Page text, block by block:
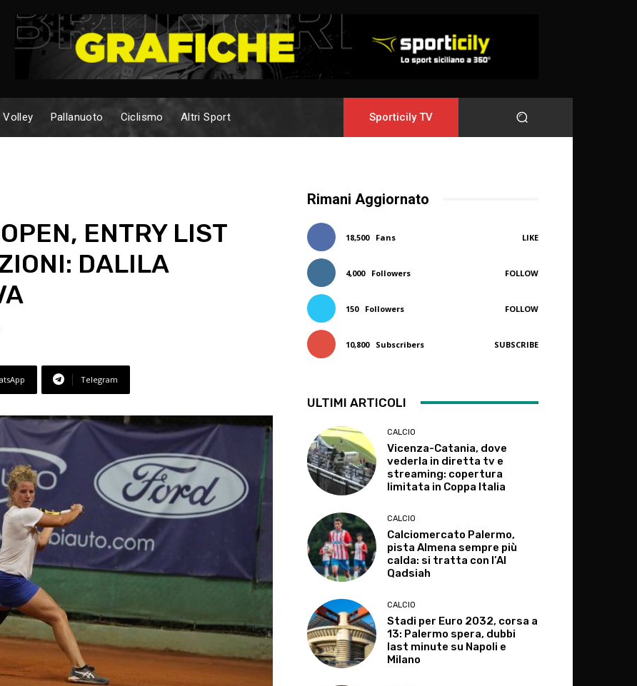
Volley Pallanuoto Ciclismo Altri Sport Sporticily TV
ENTRY LIST
DALILA
Telegram
Rimani Aggiornato
18,500 Fans LIKE
4,000 Followers FOLLOW
150 Followers FOLLOW
10,800 Subscribers SUBSCRIBE
ULTIMI ARTICOLI
CALCIO
Vicenza-Catania, dove
vederla in diretta tv e
streaming: copertura
limitata in Coppa Italia
CALCIO
Calciomercato Palermo,
pista Almena sempre più
calda: si tratta con l’Al
Qadsiah
CALCIO
Stadi per Euro 2032, corsa a
13: Palermo spera, dubbi
last minute su Napoli e
Milano